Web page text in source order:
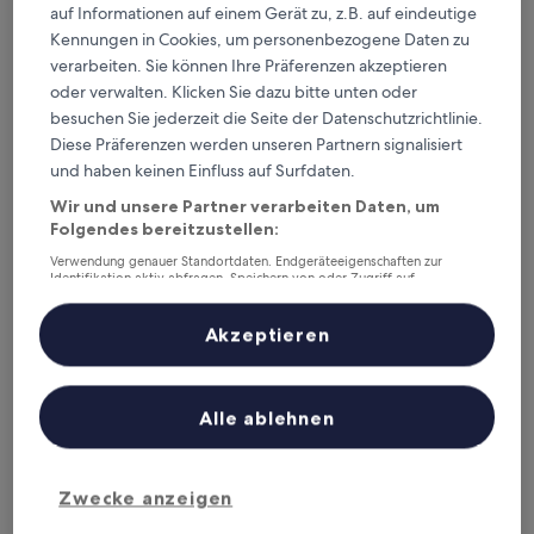
2. Smile Hotel Premium Hakodate
Goryokaku
Smile Hotel Premium Hakodate Goryokaku
3.0-
Sterne-
Unterkunft
8,7 km von Station Ōnakayama entfernt
8.6
von
10,
Hervorragend,
(360
Bewertungen)
8,6/10 Hervorragend (360 Bewertungen)
41 €
30. Aug.–31. Aug.
HOTEL MYSTAYS Hakodate Goryokaku
auf Informationen auf einem Gerät zu, z.B. auf eindeutige
Kennungen in Cookies, um personenbezogene Daten zu
verarbeiten. Sie können Ihre Präferenzen akzeptieren
oder verwalten. Klicken Sie dazu bitte unten oder
besuchen Sie jederzeit die Seite der Datenschutzrichtlinie.
Diese Präferenzen werden unseren Partnern signalisiert
und haben keinen Einfluss auf Surfdaten.
Wir und unsere Partner verarbeiten Daten, um
Folgendes bereitzustellen:
Verwendung genauer Standortdaten. Endgeräteeigenschaften zur
Identifikation aktiv abfragen. Speichern von oder Zugriff auf
Inhalte, Messung von Werbeleistung und der Performance von Inhalten,
Zielgruppenforschung sowie Entwicklung und Verbesserung von
Liste der Partner (Lieferanten)
Zwecke anzeigen
Alle ablehnen
Akzeptieren